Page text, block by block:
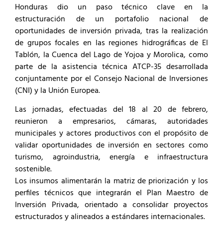
Honduras dio un paso técnico clave en la
estructuración de un portafolio nacional de
oportunidades de inversión privada, tras la realización
de grupos focales en las regiones hidrográficas de El
Tablón, la Cuenca del Lago de Yojoa y Morolica, como
parte de la asistencia técnica ATCP-35 desarrollada
conjuntamente por el Consejo Nacional de Inversiones
(CNI) y la Unión Europea.
Las jornadas, efectuadas del 18 al 20 de febrero,
reunieron a empresarios, cámaras, autoridades
municipales y actores productivos con el propósito de
validar oportunidades de inversión en sectores como
turismo, agroindustria, energía e infraestructura
sostenible.
Los insumos alimentarán la matriz de priorización y los
perfiles técnicos que integrarán el Plan Maestro de
Inversión Privada, orientado a consolidar proyectos
estructurados y alineados a estándares internacionales.